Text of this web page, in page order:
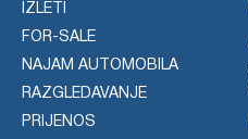
IZLETI
FOR-SALE
NAJAM AUTOMOBILA
RAZGLEDAVANJE
PRIJENOS